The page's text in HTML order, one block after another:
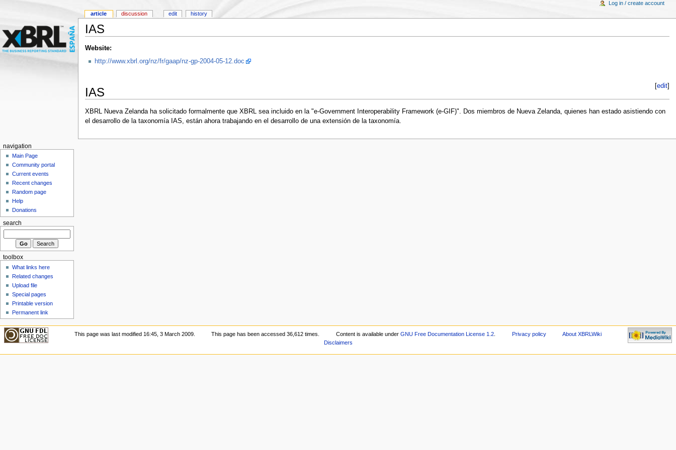
IAS
Website:
http://www.xbrl.org/nz/fr/gaap/nz-gp-2004-05-12.doc
[edit
IAS
XBRL Nueva Zelanda ha solicitado formalmente que XBRL sea incluido en la "e-Government Interoperability Framework (e-GIF)". Dos miembros de Nueva Zelanda, quienes han estado asistiendo con
el desarrollo de la taxonomía IAS, están ahora trabajando en el desarrollo de una extensión de la taxonomía.
article discussion edit history
Log in / create account
navigation
Main Page
Community portal
Current events
Recent changes
Random page
Help
Donations
search
toolbox
What links here
Related changes
Upload file
Special pages
Printable version
Permanent link
This page was last modified 16:45, 3 March 2009. This page has been accessed 36,612 times. Content is available under GNU Free Documentation License 1.2 Privacy policy
About XBRLWiki
Disclaimers